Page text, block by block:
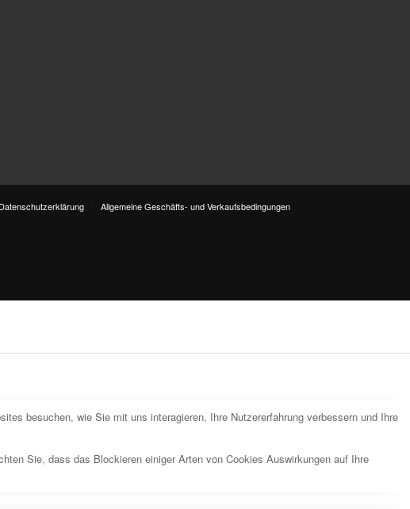
Datenschutzerklärung Allgemeine Geschäfts- und Verkaufsbedingungen
besuchen, wie Sie mit uns interagieren, Ihre Nutzererfahrung verbessern und Ihre
Sie, dass das Blockieren einiger Arten von Cookies Auswirkungen auf Ihre